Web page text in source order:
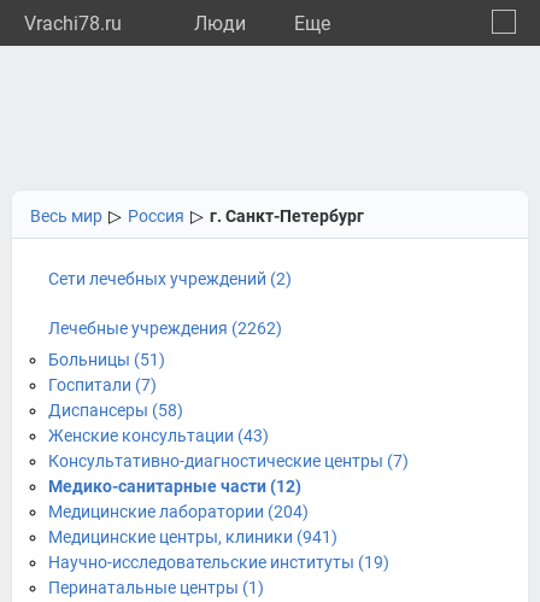
Vrachi78.ru Люди Eще
Весь мир ▷ Россия ▷ г. Санкт-Петербург
Сети лечебных учреждений (2)
Лечебные учреждения (2262)
Больницы (51)
Госпитали (7)
Диспансеры (58)
Женские консультации (43)
Консультативно-диагностические центры (7)
Медико-санитарные части (12)
Медицинские лаборатории (204)
Медицинские центры, клиники (941)
Научно-исследовательские институты (19)
Перинатальные центры (1)